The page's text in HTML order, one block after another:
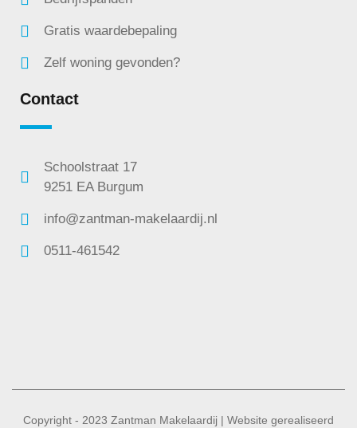
Gratis waardebepaling
Zelf woning gevonden?
Contact
Schoolstraat 17
9251 EA Burgum
info@zantman-makelaardij.nl
0511-461542
Copyright - 2023 Zantman Makelaardij | Website gerealiseerd